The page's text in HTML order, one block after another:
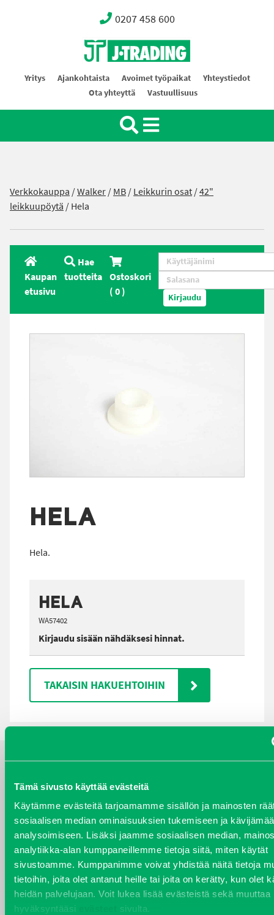
Tämä sivusto käyttää evästeitä
Käytämme evästeitä tarjoamamme sisällön ja mainosten
sosiaalisen median ominaisuuksien tukemiseen ja
analysoimiseen. Lisäksi jaamme sosiaalisen median,
analytiikka-alan kumppaneillemme tietoja siitä, miten käytät
sivustoamme. Kumppanimme voivat yhdistää näitä tietoja
tietoihin, joita olet antanut heille tai joita on kerätty, kun olet
heidän palvelujaan. Voit lukea lisää evästeistä sekä muuttaa
hyväksyntääsi
sivulta.
0207 458 600
Oy J-Trading Ab
Yritys Ajankohtaista Avoimet työpaikat
Yhteystiedot
Ota yhteyttä
Vastuullisuus
Verkkokauppa /Walker/MB/Leikkurin osat/42"
leikkuupöytä / Hela
Kaupan
etusivu
Hae
tuotteita Ostoskori
(0) Kirjaudu
HELA
Hela.
HELA
WA57402
Kirjaudu sisään nähdäksesi hinnat.
TAKAISIN HAKUEHTOIHIN
YHTEYSTIEDOT
VARAOSAT
Varaosat
Puh 020 7458 686
varaosat@j-trading.fi